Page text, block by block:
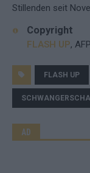
Stillenden seit
Copyright
FLASH UP, AFP
FLASH UP
AD